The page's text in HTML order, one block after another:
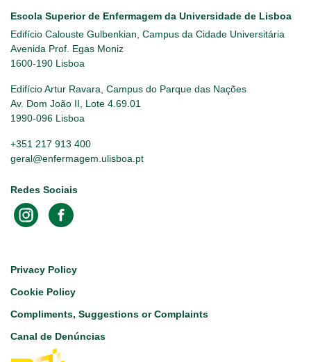
Escola Superior de Enfermagem da Universidade de Lisboa
Edifício Calouste Gulbenkian, Campus da Cidade Universitária
Avenida Prof. Egas Moniz
1600-190 Lisboa
Edifício Artur Ravara, Campus do Parque das Nações
Av. Dom João II, Lote 4.69.01
1990-096 Lisboa
+351 217 913 400
geral@enfermagem.ulisboa.pt
Redes Sociais
Footer
Privacy Policy
Cookie Policy
Compliments, Suggestions or Complaints
Canal de Denúncias